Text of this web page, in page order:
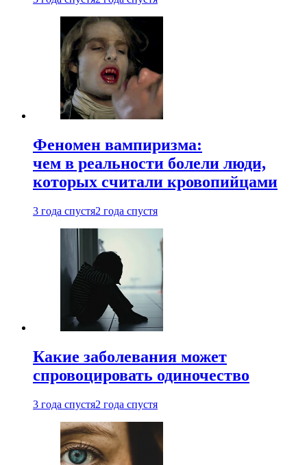
Феномен вампиризма:
чем в реальности болели люди,
которых считали кровопийцами
3 года спустя2 года спустя
Какие заболевания может
спровоцировать одиночество
3 года спустя2 года спустя